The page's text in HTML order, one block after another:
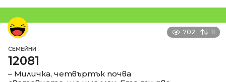
702 11
СЕМЕЙНИ
12081
– Миличка, четвъртък почва